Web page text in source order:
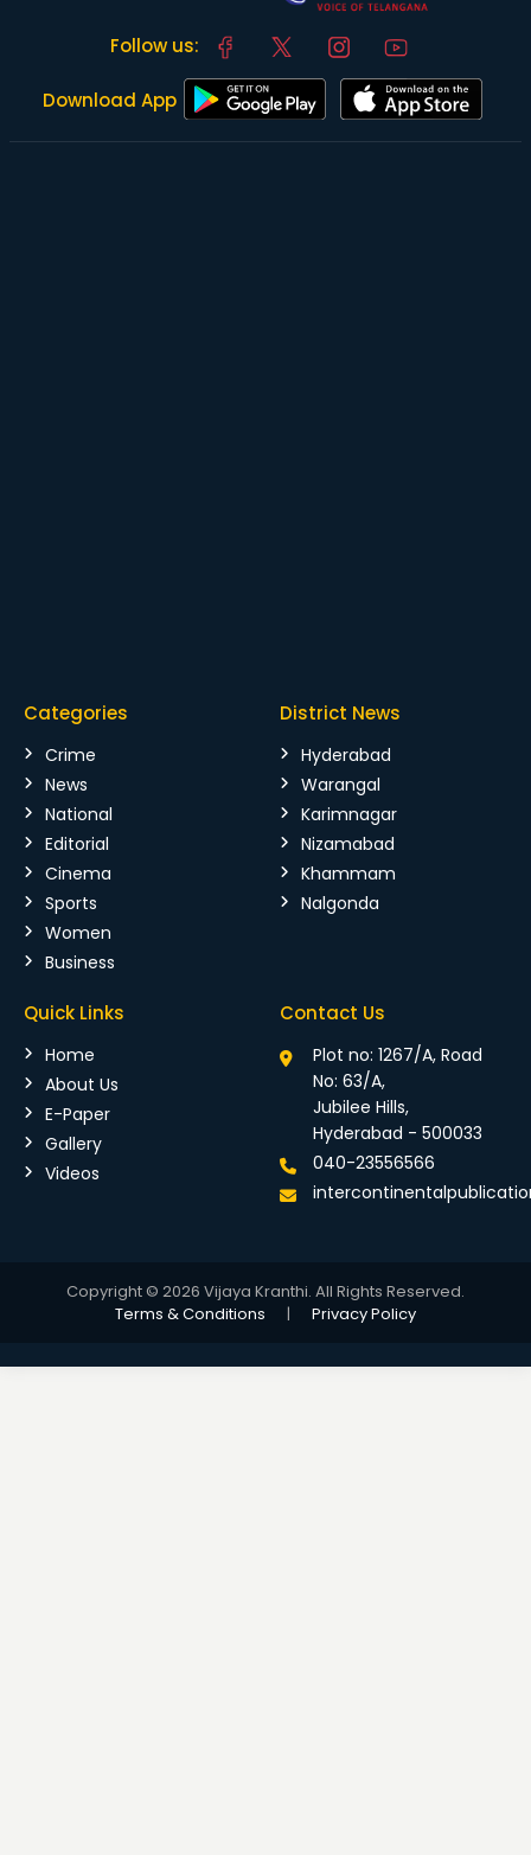
Follow us:
Download App
Categories
Crime
News
National
Editorial
Cinema
Sports
Women
Business
District News
Hyderabad
Warangal
Karimnagar
Nizamabad
Khammam
Nalgonda
Quick Links
Home
About Us
E-Paper
Gallery
Videos
Contact Us
Plot no: 1267/A, Road
No: 63/A,
Jubilee Hills,
Hyderabad - 500033
040-23556566
Copyright © 2026 Vijaya Kranthi. All Rights Reserved.
Terms & Conditions
| Privacy Policy